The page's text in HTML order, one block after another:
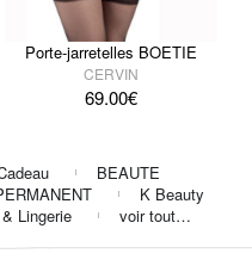
Porte-jarretelles BOETIE
CERVIN
69.00€
BEAUTE
K Beauty
Lingerie voir tout…